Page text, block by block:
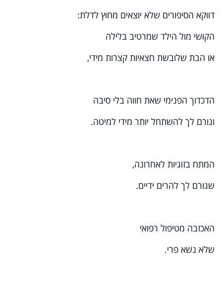
דווקא הסיפורים שלא יוצאים מחוץ לדלת:
הקושי מול הילד שמרטיב בלילה
או הבת שלובשת חצאיות קצרות מידי,
הדכדוך הפנימי שאת חווה בלי סיבה
וגורם לך להשתחל יותר מידי למיטה.
המתח בזוגיות לאחרונה,
שגורם לך להרים ידיים.
האכזבה מטיפול רפואי
שלא נשא פרי.